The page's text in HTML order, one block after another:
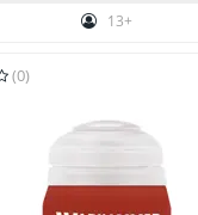
13+
(0)